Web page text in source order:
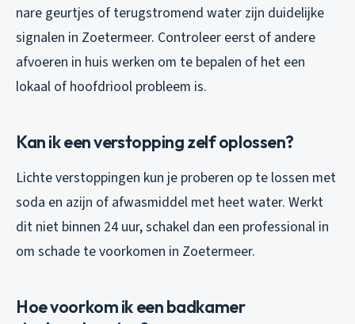
nare geurtjes of terugstromend water zijn duidelijke
signalen in Zoetermeer. Controleer eerst of andere
afvoeren in huis werken om te bepalen of het een
lokaal of hoofdriool probleem is.
Kan ik een verstopping zelf oplossen?
Lichte verstoppingen kun je proberen op te lossen met
soda en azijn of afwasmiddel met heet water. Werkt
dit niet binnen 24 uur, schakel dan een professional in
om schade te voorkomen in Zoetermeer.
Hoe voorkom ik een badkamer